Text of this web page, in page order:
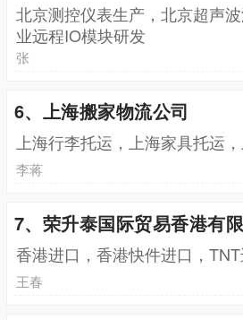
北京测控仪表生产，北京超声
业远程IO模块研发
张
6、上海搬家物流公司
上海行李托运，上海家具托运
李蒋
7、荣升泰国际贸易香港有
香港进口，香港快件进口，
王春